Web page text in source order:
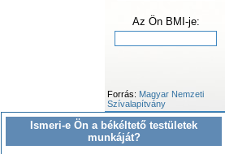
Az Ön BMI-je:
Forrás: Magyar Nemzeti
Szívalapítvány
Ismeri-e Ön a békéltető testületek
munkáját?